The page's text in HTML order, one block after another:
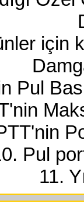
için
Pul
Pul
11.